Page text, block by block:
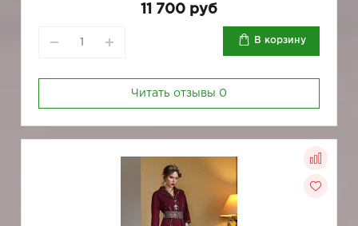
11 700 руб
В корзину
Читать отзывы 0